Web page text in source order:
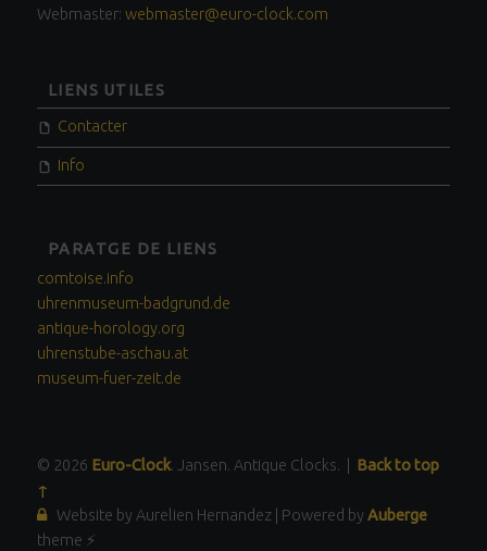
Webmaster: webmaster@euro-clock.com
LIENS UTILES
Contacter
Info
PARATGE DE LIENS
comtoise.info
uhrenmuseum-badgrund.de
antique-horology.org
uhrenstube-aschau.at
museum-fuer-zeit.de
© 2026 Euro-Clock. Jansen. Antique Clocks.
Back to top
↑
Website by Aurelien Hernandez
Powered by Auberge
theme ⚡